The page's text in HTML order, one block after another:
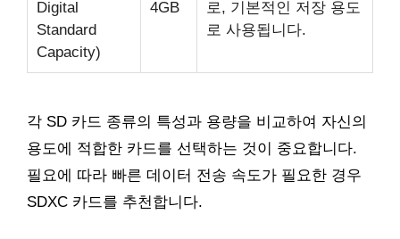
Digital
Standard
Capacity)
4GB
로, 기본적인 저장 용도
로 사용됩니다.
각 SD 카드 종류의 특성과 용량을 비교하여 자신의
용도에 적합한 카드를 선택하는 것이 중요합니다.
필요에 따라 빠른 데이터 전송 속도가 필요한 경우
SDXC 카드를 추천합니다.